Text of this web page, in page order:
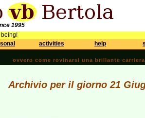
1995
activities help
ovvero come rovinarsi una brillante
Archivio per il giorno 21